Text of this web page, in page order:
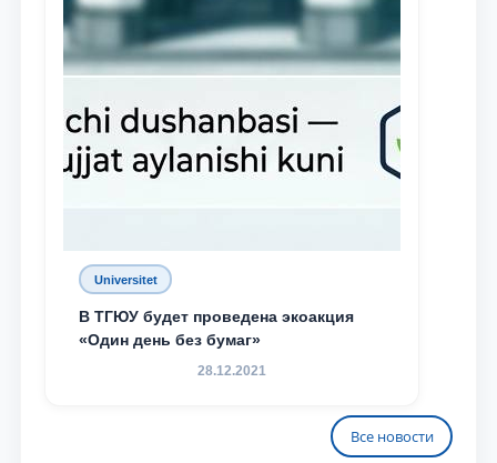
Universitet
В ТГЮУ будет проведена экоакция
«Один день без бумаг»
28.12.2021
Все новости